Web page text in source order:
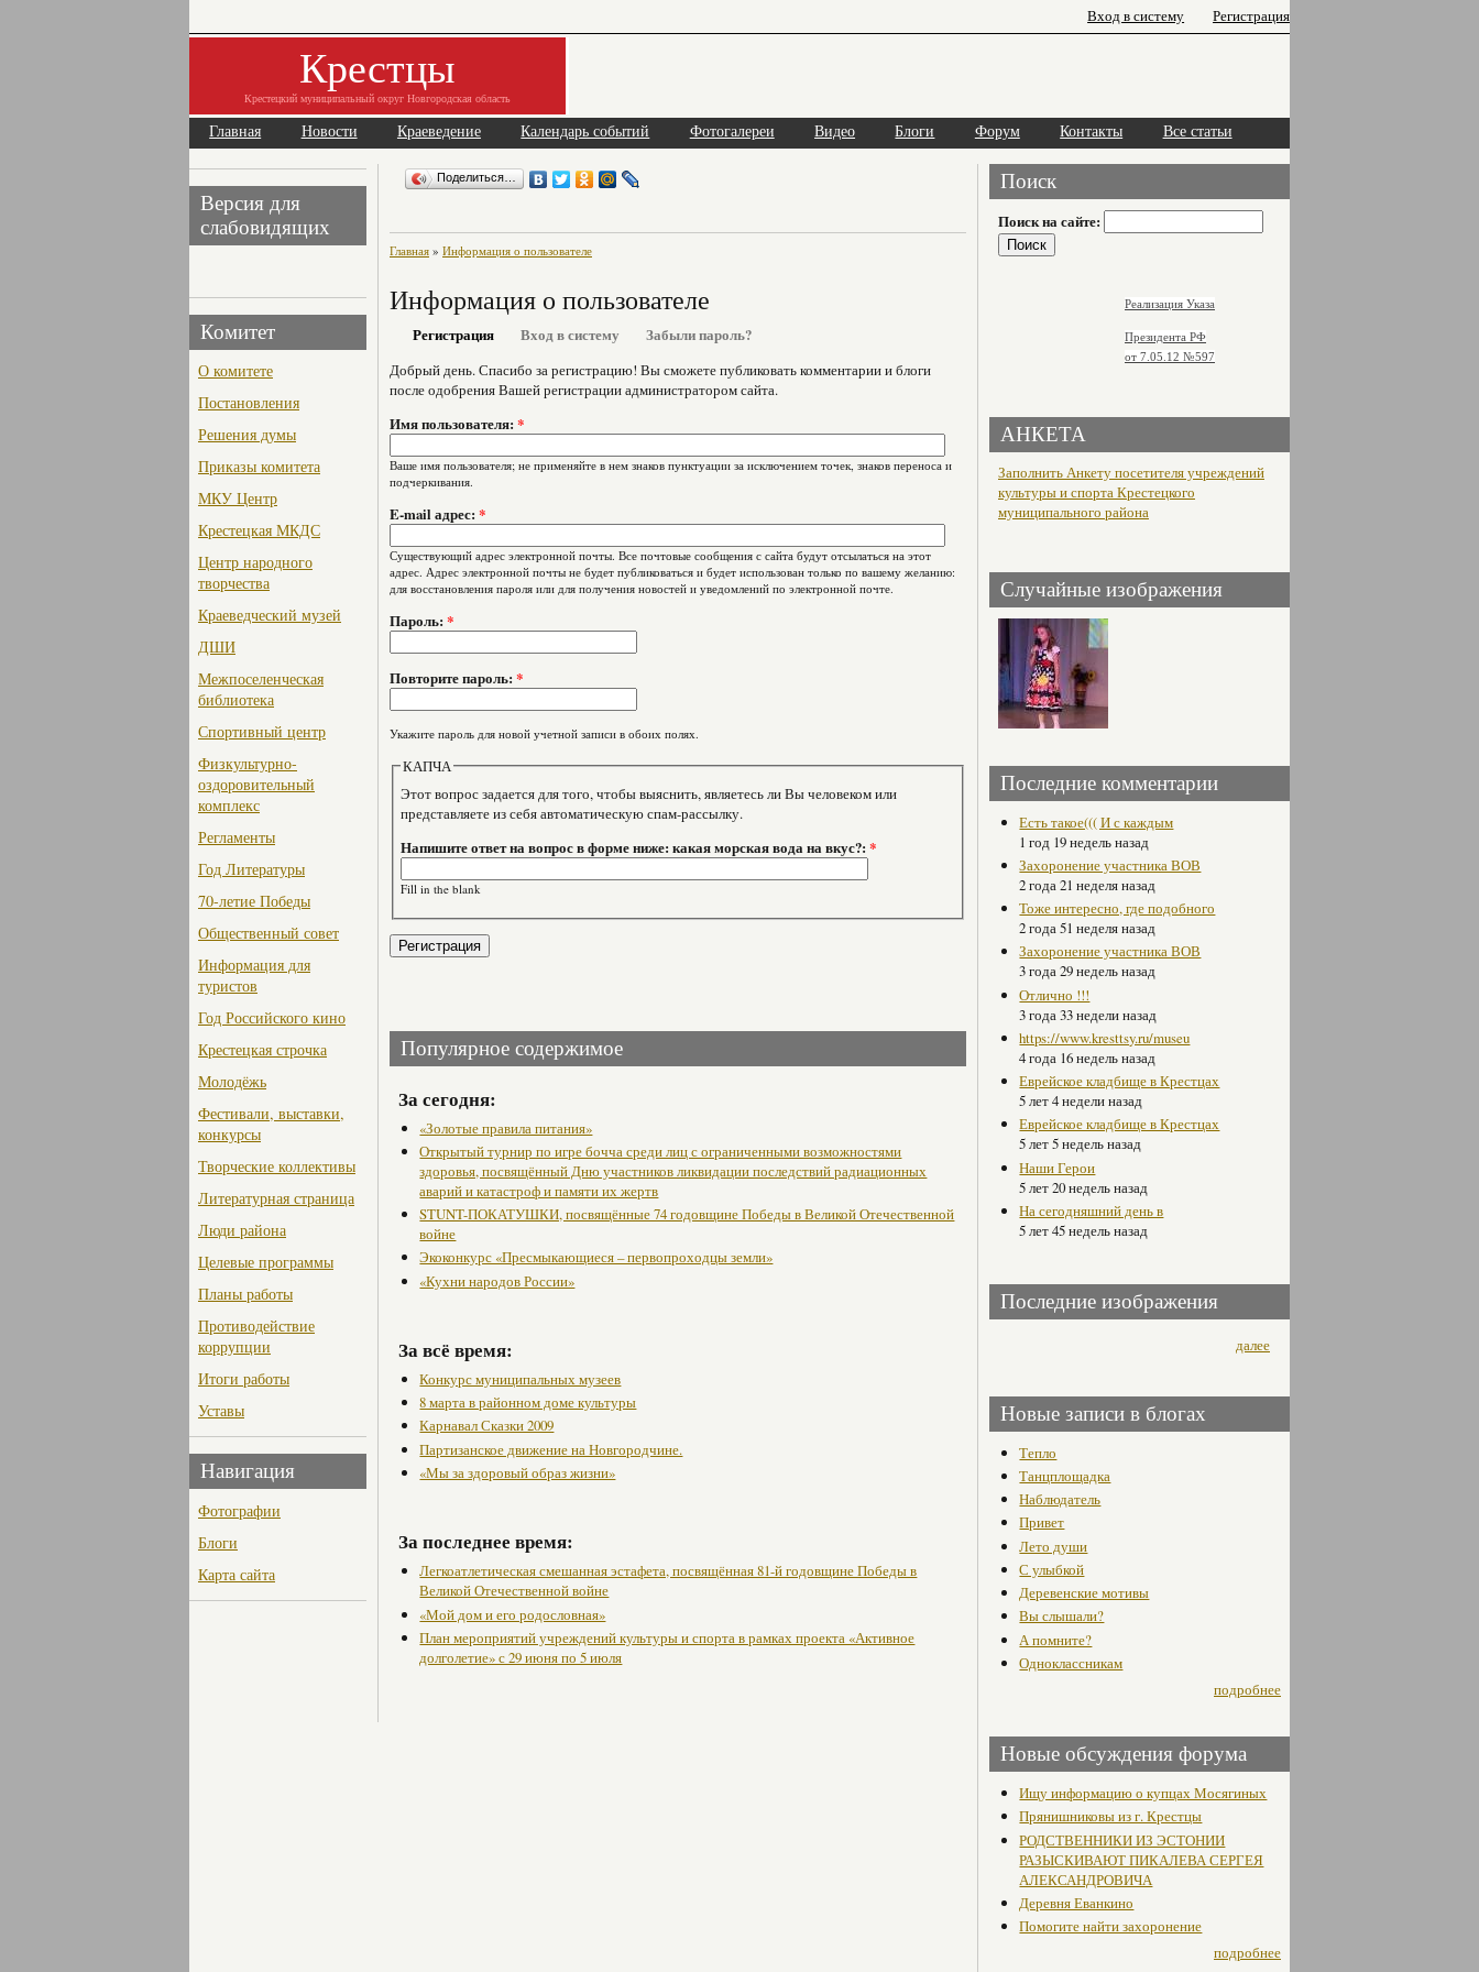
Вход в систему Регистрация
Крестцы
Крестецкий муниципальный округ Новгородская область
Главная Новости Краеведение Календарь событий Фотогалереи Видео Блоги Форум Контакты Все статьи
Версия для
слабовидящих
Комитет
О комитете
Постановления
Решения думы
Приказы комитета
МКУ Центр
Крестецкая МКДС
Центр народного
творчества
Краеведческий музей
ДШИ
Межпоселенческая
библиотека
Спортивный центр
Физкультурно-
оздоровительный
комплекс
Регламенты
Год Литературы
70-летие Победы
Общественный совет
Информация для
туристов
Год Российского кино
Крестецкая строчка
Молодёжь
Фестивали, выставки,
конкурсы
Творческие коллективы
Литературная страница
Люди района
Целевые программы
Планы работы
Противодействие
коррупции
Итоги работы
Уставы
Навигация
Фотографии
Блоги
Карта сайта
Поделиться…
Главная » Информация о пользователе
Информация о пользователе
Регистрация Вход в систему
Забыли пароль?
Добрый день. Спасибо за регистрацию! Вы сможете публиковать комментарии и блоги
после одобрения Вашей регистрации администратором сайта.
Имя пользователя: *
Ваше имя пользователя; не применяйте в нем знаков пунктуации за исключением точек, знаков переноса и
подчеркивания.
E-mail адрес: *
Существующий адрес электронной почты. Все почтовые сообщения с сайта будут отсылаться на этот
адрес. Адрес электронной почты не будет публиковаться и будет использован только по вашему желанию:
для восстановления пароля или для получения новостей и уведомлений по электронной почте.
Пароль: *
Повторите пароль: *
Укажите пароль для новой учетной записи в обоих полях.
КАПЧА
Этот вопрос задается для того, чтобы выяснить, являетесь ли Вы человеком или
представляете из себя автоматическую спам-рассылку.
Напишите ответ на вопрос в форме ниже: какая морская вода на вкус?:*
Fill in the blank
Популярное содержимое
За сегодня:
«Золотые правила питания»
Открытый турнир по игре бочча среди лиц с ограниченными возможностями
здоровья, посвящённый Дню участников ликвидации последствий радиационных
аварий и катастроф и памяти их жертв
STUNT-ПОКАТУШКИ, посвящённые 74 годовщине Победы в Великой Отечественной
войне
Экоконкурс «Пресмыкающиеся – первопроходцы земли»
«Кухни народов России»
За всё время:
Конкурс муниципальных музеев
8 марта в районном доме культуры
Карнавал Сказки 2009
Партизанское движение на Новгородчине.
«Мы за здоровый образ жизни»
За последнее время:
Легкоатлетическая смешанная эстафета, посвящённая 81-й годовщине Победы в
Великой Отечественной войне
«Мой дом и его родословная»
План мероприятий учреждений культуры и спорта в рамках проекта «Активное
долголетие» с 29 июня по 5 июля
Поиск
Поиск на сайте:
Реализация Указа
Президента РФ
от 7.05.12 №597
АНКЕТА
Заполнить Анкету посетителя учреждений
культуры и спорта Крестецкого
муниципального района
Случайные изображения
Последние комментарии
Есть такое((( И с каждым
1 год 19 недель назад
Захоронение участника ВОВ
2 года 21 неделя назад
Тоже интересно, где подобного
2 года 51 неделя назад
Захоронение участника ВОВ
3 года 29 недель назад
Отлично !!!
3 года 33 недели назад
https://www.kresttsy.ru/museu
4 года 16 недель назад
Еврейское кладбище в Крестцах
5 лет 4 недели назад
Еврейское кладбище в Крестцах
5 лет 5 недель назад
Наши Герои
5 лет 20 недель назад
На сегодняшний день в
5 лет 45 недель назад
Последние изображения
далее
Новые записи в блогах
Тепло
Танцплощадка
Наблюдатель
Привет
Лето души
С улыбкой
Деревенские мотивы
Вы слышали?
А помните?
Одноклассникам
подробнее
Новые обсуждения форума
Ищу информацию о купцах Мосягиных
Прянишниковы из г. Крестцы
РОДСТВЕННИКИ ИЗ ЭСТОНИИ
РАЗЫСКИВАЮТ ПИКАЛЕВА СЕРГЕЯ
АЛЕКСАНДРОВИЧА
Деревня Еванкино
Помогите найти захоронение
подробнее